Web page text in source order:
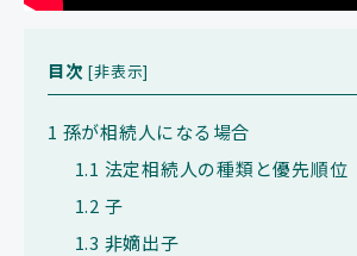
目次 [非表示]
1 孫が相続人になる場合
1.1 法定相続人の種類と優先順位
1.2 子
1.3 非嫡出子